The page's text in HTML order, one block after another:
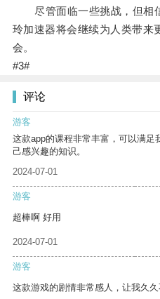
尽管面临一些挑战，但相
玲加速器将会继续为人类带来
会。
#3#
评论
游客
这款app的课程非常丰富，可以满足
己感兴趣的知识。
2024-07-01
游客
超棒啊 好用
2024-07-01
游客
这款游戏的剧情非常感人，让我久久